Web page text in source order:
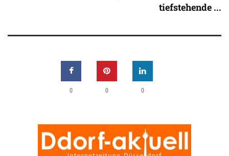
tiefstehende ...
0 0 0